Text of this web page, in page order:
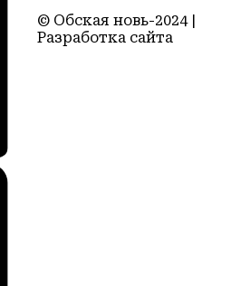
© Обская новь-2024 |
Разработка сайта